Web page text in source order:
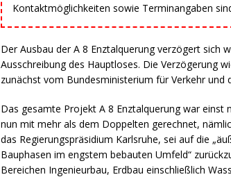
Kontaktmöglichkeiten sowie Terminangaben
Der Ausbau der A 8 Enztalquerung verzögert sich
Ausschreibung des Hauptloses. Die Verzögerung
zunächst vom Bundesministerium für Verkehr
Das gesamte Projekt A 8 Enztalquerung war
nun mit mehr als dem Doppelten gerechnet,
das Regierungspräsidium Karlsruhe, sei auf die
Bauphasen im engstem bebauten Umfeld“
Bereichen Ingenieurbau, Erdbau einschließlich